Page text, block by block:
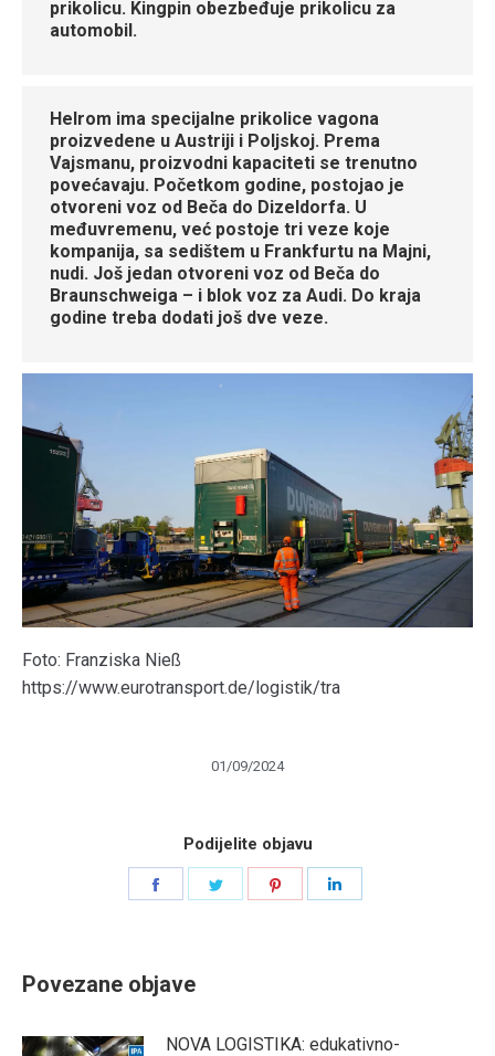
prikolicu. Kingpin obezbeđuje prikolicu za
automobil.
Helrom ima specijalne prikolice vagona
proizvedene u Austriji i Poljskoj. Prema
Vajsmanu, proizvodni kapaciteti se trenutno
povećavaju. Početkom godine, postojao je
otvoreni voz od Beča do Dizeldorfa. U
međuvremenu, već postoje tri veze koje
kompanija, sa sedištem u Frankfurtu na Majni,
nudi. Još jedan otvoreni voz od Beča do
Braunschweiga – i blok voz za Audi. Do kraja
godine treba dodati još dve veze.
Foto: Franziska Nieß
https://www.eurotransport.de/logistik/tra
01/09/2024
Podijelite objavu
Povezane objave
NOVA LOGISTIKA: edukativno-